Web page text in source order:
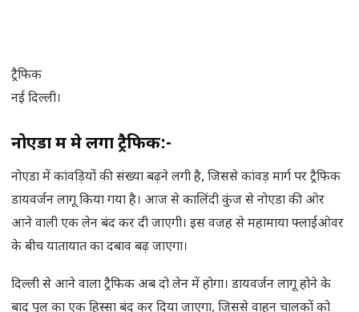
ट्रैफिक
नई दिल्ली।
नोएडा में मे लगा ट्रैफिक:-
नोएडा में कांवड़ियों की संख्या बढ़ने लगी है, जिससे कांवड़ मार्ग पर ट्रैफिक
डायवर्जन लागू किया गया है। आज से कालिंदी कुंज से नोएडा की ओर
आने वाली एक लेन बंद कर दी जाएगी। इस वजह से महामाया फ्लाईओवर
के बीच यातायात का दबाव बढ़ जाएगा।
दिल्ली से आने वाला ट्रैफिक अब दो लेन में होगा। डायवर्जन लागू होने के
बाद पुल का एक हिस्सा बंद कर दिया जाएगा, जिससे वाहन चालकों को